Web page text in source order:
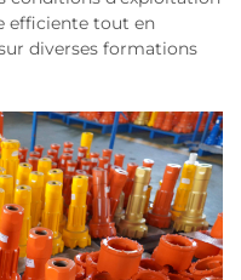
efficiente tout en
diverses formations